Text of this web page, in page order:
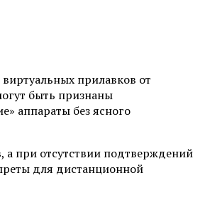
прилавков от
быть признаны
аппараты без ясного
а при отсутствии подтверждений
для дистанционной